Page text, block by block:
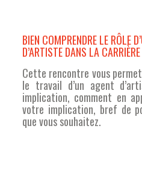
BIEN COMPRENDRE LE RÔLE
D’ARTISTE DANS LA
Cette rencontre vous
le travail d’un agent
implication, comment en
votre implication, bref de
quevoussouhaitez.